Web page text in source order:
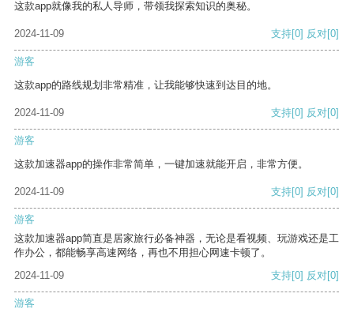
这款app就像我的私人导师，带领我探索知识的奥秘。
2024-11-09 支持[0] 反对[0]
游客
这款app的路线规划非常精准，让我能够快速到达目的地。
2024-11-09 支持[0] 反对[0]
游客
这款加速器app的操作非常简单，一键加速就能开启，非常方便。
2024-11-09 支持[0] 反对[0]
游客
这款加速器app简直是居家旅行必备神器，无论是看视频、玩游戏还是工
作办公，都能畅享高速网络，再也不用担心网速卡顿了。
2024-11-09
支持[0] 反对[0]
游客